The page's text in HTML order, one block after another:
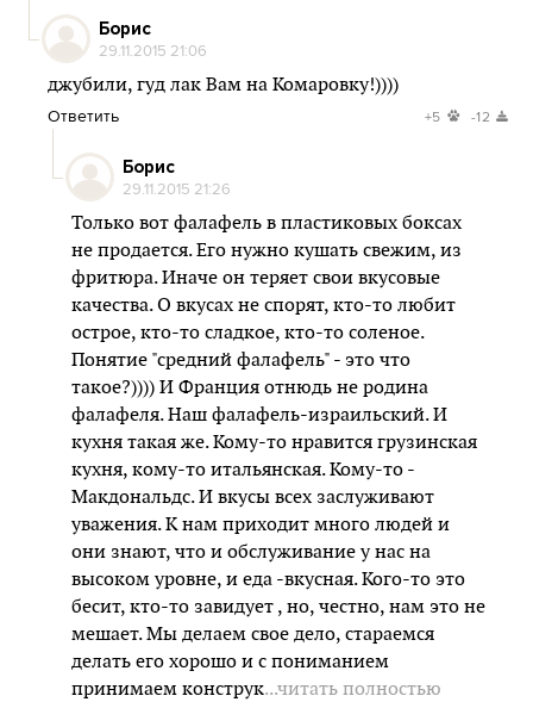
Борис
29.11.2015 21:06
джубили, гуд лак Вам на Комаровку!))))
Ответить +5 -12
Борис
29.11.2015 21:26
Только вот фалафель в пластиковых боксах
не продается. Его нужно кушать свежим, из
фритюра. Иначе он теряет свои вкусовые
качества. О вкусах не спорят, кто-то любит
острое, кто-то сладкое, кто-то соленое.
Понятие "средний фалафель" - это что
такое?)))) И Франция отнюдь не родина
фалафеля. Наш фалафель-израильский. И
кухня такая же. Кому-то нравится грузинская
кухня, кому-то итальянская. Кому-то -
Макдональдс. И вкусы всех заслуживают
уважения. К нам приходит много людей и
они знают, что и обслуживание у нас на
высоком уровне, и еда -вкусная. Кого-то это
бесит, кто-то завидует , но, честно, нам это не
мешает. Мы делаем свое дело, стараемся
делать его хорошо и с пониманием
принимаем конструк...читать полностью